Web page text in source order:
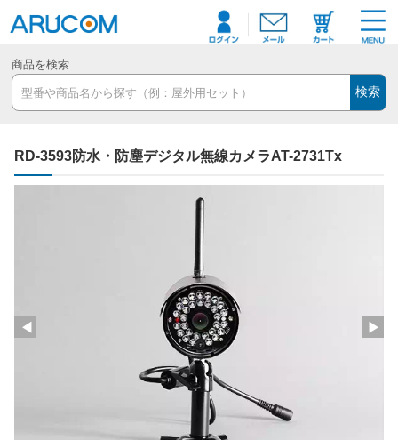
商品を検索
検索
RD-3593防水・防塵デジタル無線カメラAT-2731Tx
◀ ▶